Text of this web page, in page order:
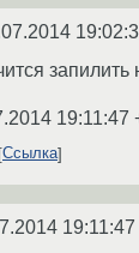
19:11:47
Ссылка